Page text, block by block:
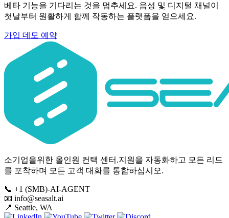
베타 기능을 기다리는 것을 멈추세요. 음성 및 디지털 채널이
첫날부터 원활하게 함께 작동하는 플랫폼을 얻으세요.
가입 데모 예약
소기업을위한 올인원 컨택 센터.지원을 자동화하고 모든 리드
를 포착하며 모든 고객 대화를 통합하십시오.
📞 +1 (SMB)-AI-AGENT
📧 info@seasalt.ai
📍 Seattle, WA